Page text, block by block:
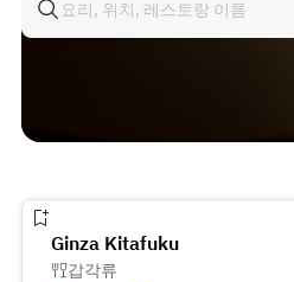
Ginza Kitafuku
갑각류